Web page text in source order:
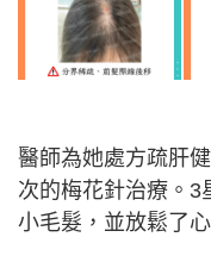
醫師為她處方疏肝
次的梅花針治療。3
小毛髮，並放鬆了